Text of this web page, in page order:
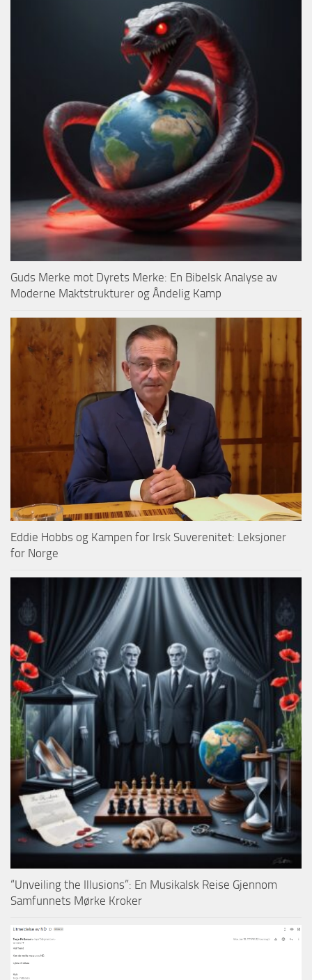
Guds Merke mot Dyrets Merke: En Bibelsk Analyse av
Moderne Maktstrukturer og Åndelig Kamp
Eddie Hobbs og Kampen for Irsk Suverenitet: Leksjoner
for Norge
“Unveiling the Illusions”: En Musikalsk Reise Gjennom
Samfunnets Mørke Kroker